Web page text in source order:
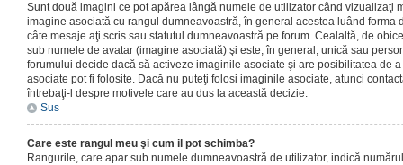
Sunt două imagini ce pot apărea lângă numele de utilizator când vizualizaţi
imagine asociată cu rangul dumneavoastră, în general acestea luând forma
câte mesaje aţi scris sau statutul dumneavoastră pe forum. Cealaltă, de
sub numele de avatar (imagine asociată) şi este, în general, unică sau
forumului decide dacă să activeze imaginile asociate şi are posibilitatea de
asociate pot fi folosite. Dacă nu puteţi folosi imaginile asociate, atunci
întrebaţi-l despre motivele care au dus la această decizie.
Sus
Care este rangul meu şi cum il pot schimba?
Rangurile, care apar sub numele dumneavoastră de utilizator, indică